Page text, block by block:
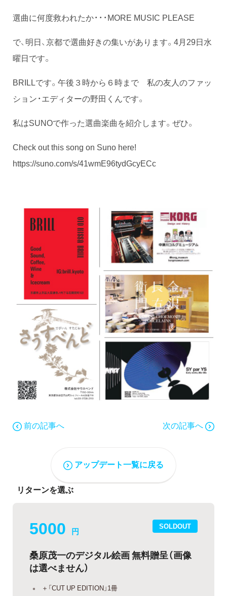
選曲に何度救われたか・・・MORE MUSIC PLEASE
で、明日、京都で選曲好きの集いがあります。4月29日水
曜日です。
BRILLです。午後３時から６時まで 私の友人のファッ
ション・エディターの野田くんです。
私はSUNOで作った選曲楽曲を紹介します。ぜひ。
Check out this song on Suno here!
https://suno.com/s/41wmE96tydGcyECc
前の記事へ 次の記事へ
アップデート一覧に戻る
リターンを選ぶ
SOLDOUT
5000 円
桑原茂一のデジタル絵画 無料贈呈（画像
は選べません）
＋「CUT UP EDITION」1冊